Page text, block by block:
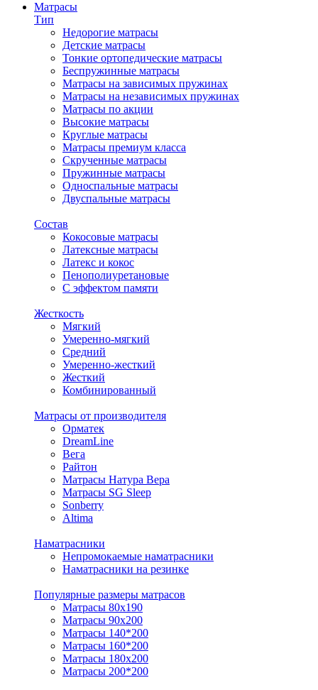
Матрасы
Тип
Недорогие матрасы
Детские матрасы
Тонкие ортопедические матрасы
Беспружинные матрасы
Матрасы на зависимых пружинах
Матрасы на независимых пружинах
Матрасы по акции
Высокие матрасы
Круглые матрасы
Матрасы премиум класса
Скрученные матрасы
Пружинные матрасы
Односпальные матрасы
Двуспальные матрасы
Состав
Кокосовые матрасы
Латексные матрасы
Латекс и кокос
Пенополиуретановые
С эффектом памяти
Жесткость
Мягкий
Умеренно-мягкий
Средний
Умеренно-жесткий
Жесткий
Комбинированный
Матрасы от производителя
Орматек
DreamLine
Вега
Райтон
Матрасы Натура Вера
Матрасы SG Sleep
Sonberry
Altima
Наматрасники
Непромокаемые наматрасники
Наматрасники на резинке
Популярные размеры матрасов
Матрасы 80x190
Матрасы 90x200
Матрасы 140*200
Матрасы 160*200
Матрасы 180x200
Матрасы 200*200